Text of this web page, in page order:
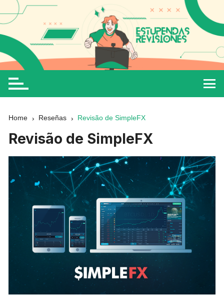
Home Reseñas Revisão de SimpleFX
Revisão de SimpleFX